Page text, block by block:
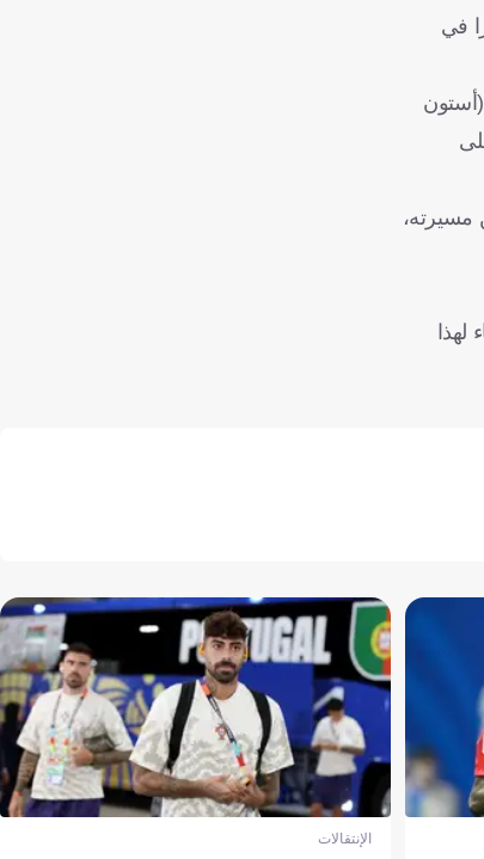
في
سبتمبر 2024 والسابعة والعشرين مسيرته،
لهذا
الإنتقالات